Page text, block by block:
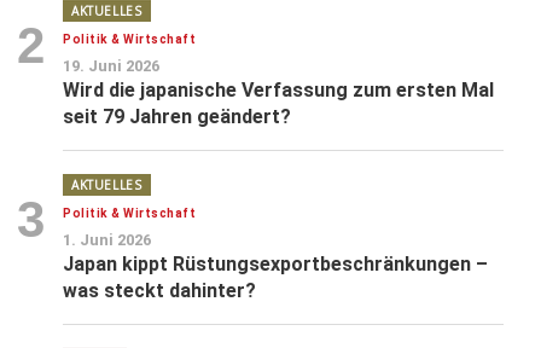
2
AKTUELLES
Politik & Wirtschaft
19. Juni 2026
Wird die japanische Verfassung zum ersten Mal
seit 79 Jahren geändert?
3
AKTUELLES
Politik & Wirtschaft
1. Juni 2026
Japan kippt Rüstungsexportbeschränkungen –
was steckt dahinter?